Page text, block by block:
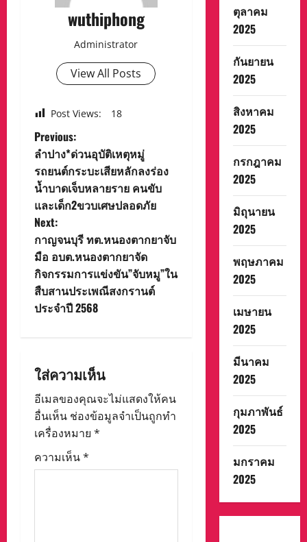
wuthiphong
Administrator
View All Posts
Post Views: 18
P
o
s
t
n
a
v
g
a
t
i
Previous:
ลำปาง*ด่วนอุบัติเหตุหมู่
รถยนต์กระบะเสียหลักลงร่อง
น้ำบาดเจ็บหลายราย คนขับ
และเด็ก2ขวบเศษปลอดภัย
Next:
กาญจนบุรี ทต.หนองตากยาจับ
มือ อบต.หนองตากยาจัด
กิจกรรมการแข่งขัน”จับหมู”ใน
สืบสานประเพณีสงกรานต์
ประจำปี 2568
ใส่ความเห็น
อีเมลของคุณจะไม่แสดงให้คน
อื่นเห็น ช่องข้อมูลจำเป็นถูกทำ
เครื่องหมาย *
ความเห็น*
ตุลาคม
2025
กันยายน
2025
สิงหาคม
2025
กรกฎาคม
2025
มิถุนายน
2025
พฤษภาคม
2025
เมษายน
2025
มีนาคม
2025
กุมภาพันธ์
2025
มกราคม
2025